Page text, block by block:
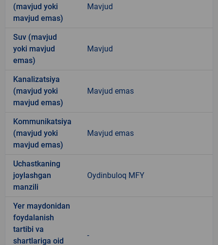
(mavjud yoki
mavjud emas)
Mavjud
Suv (mavjud
yoki mavjud
emas)
Mavjud
Kanalizatsiya
(mavjud yoki
mavjud emas)
Mavjud emas
Kommunikatsiya
(mavjud yoki
mavjud emas)
Mavjud emas
Uchastkaning
joylashgan
manzili
Oydinbuloq MFY
Yer maydonidan
foydalanish
tartibi va
shartlariga oid
-